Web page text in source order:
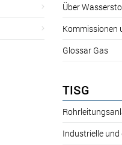
Über
Kommissionen
Glossar Gas
TISG
Industrielle